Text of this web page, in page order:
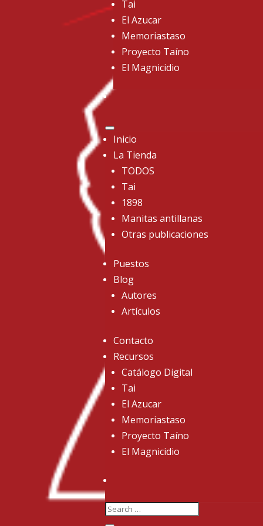
Tai
El Azucar
Memoriastaso
Proyecto Taíno
El Magnicidio
Inicio
La Tienda
TODOS
Tai
1898
Manitas antillanas
Otras publicaciones
Puestos
Blog
Autores
Artículos
Contacto
Recursos
Catálogo Digital
Tai
El Azucar
Memoriastaso
Proyecto Taíno
El Magnicidio